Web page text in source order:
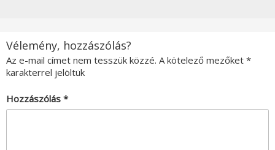
Vélemény, hozzászólás?
Az e-mail címet nem tesszük közzé. A kötelező mezőket *
karakterrel jelöltük
Hozzászólás *